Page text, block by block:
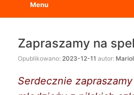
Menu
Zapraszamy na
Opublikowano: 2023-12-11 autor:
Serdecznie